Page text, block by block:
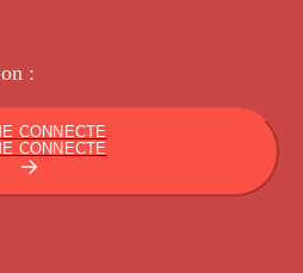
:
CONNECTE
CONNECTE